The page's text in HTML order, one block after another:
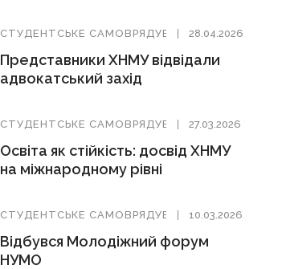
СТУДЕНТСЬКЕ САМОВРЯДУВАННЯ28.04.2026
Представники ХНМУ відвідали
адвокатський захід
СТУДЕНТСЬКЕ САМОВРЯДУВАННЯ27.03.2026
Освіта як стійкість: досвід ХНМУ
на міжнародному рівні
СТУДЕНТСЬКЕ САМОВРЯДУВАННЯ10.03.2026
Відбувся Молодіжний форум
НУМО